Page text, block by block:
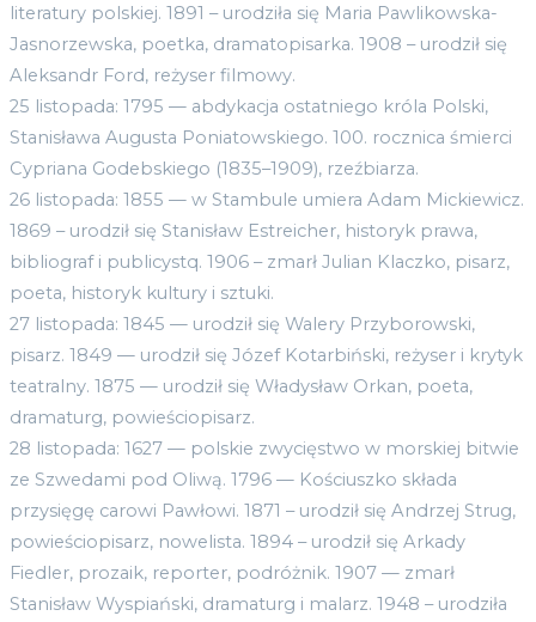
literatury polskiej. 1891 – urodziła się Maria Pawlikowska-
Jasnorzewska, poetka, dramatopisarka. 1908 – urodził się
Aleksandr Ford, reżyser filmowy.
25 listopada: 1795 — abdykacja ostatniego króla Polski,
Stanisława Augusta Poniatowskiego. 100. rocznica śmierci
Cypriana Godebskiego (1835–1909), rzeźbiarza.
26 listopada: 1855 — w Stambule umiera Adam Mickiewicz.
1869 – urodził się Stanisław Estreicher, historyk prawa,
bibliograf i publicystq. 1906 – zmarł Julian Klaczko, pisarz,
poeta, historyk kultury i sztuki.
27 listopada: 1845 — urodził się Walery Przyborowski,
pisarz. 1849 — urodził się Józef Kotarbiński, reżyser i krytyk
teatralny. 1875 — urodził się Władysław Orkan, poeta,
dramaturg, powieściopisarz.
28 listopada: 1627 — polskie zwycięstwo w morskiej bitwie
ze Szwedami pod Oliwą. 1796 — Kościuszko składa
przysięgę carowi Pawłowi. 1871 – urodził się Andrzej Strug,
powieściopisarz, nowelista. 1894 – urodził się Arkady
Fiedler, prozaik, reporter, podróżnik. 1907 — zmarł
Stanisław Wyspiański, dramaturg i malarz. 1948 – urodziła